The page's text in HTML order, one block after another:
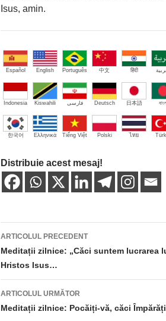
Isus, amin.
Español English Português 中文 हिंदी
Indonesia Kiswahili فارسی Deutsch 日本語
한국어 Ελληνικά Tiếng Việt Polski ไทย
Distribuie acest mesaj!
Navigare
în
articole
ARTICOLUL PRECEDENT
Meditații zilnice: „Căci suntem lucrarea
Hristos Isus…
ARTICOLUL URMĂTOR
Meditații zilnice: Pocăiți-vă, căci